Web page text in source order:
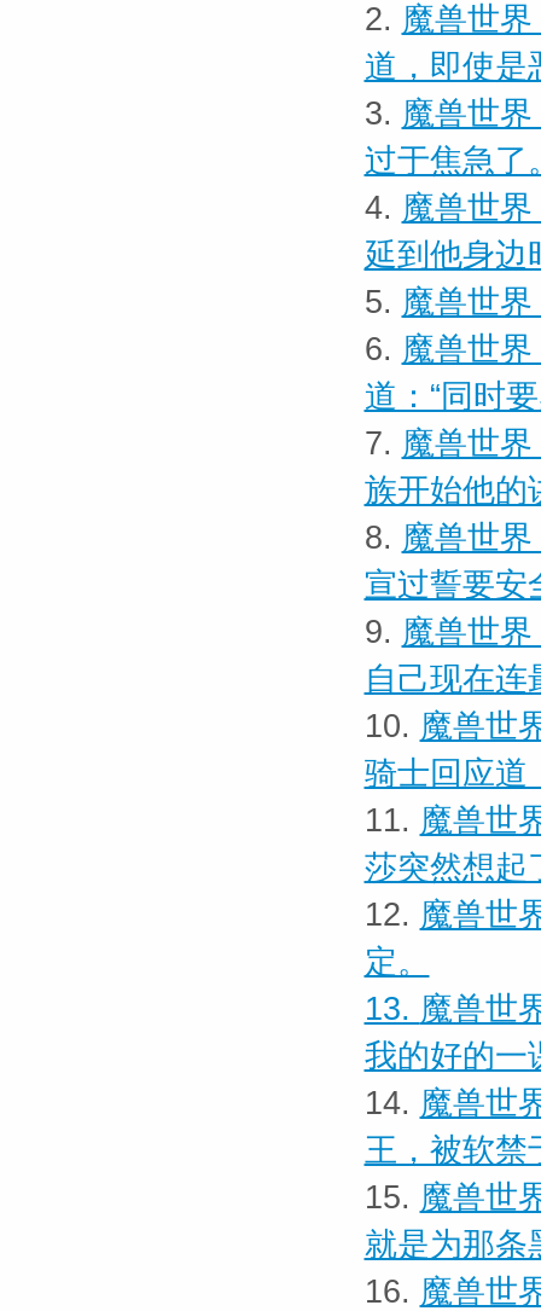
2. 魔兽世
道，即使是
3. 魔兽世
过于焦急了
4. 魔兽世
延到他身边
5. 魔兽世界
6. 魔兽世
道：“同时
7. 魔兽世
族开始他的
8. 魔兽世
宣过誓要安
9. 魔兽世
自己现在连
10. 魔兽世
骑士回应道
11. 魔兽世
莎突然想起
12. 魔兽世
定。
13. 魔兽世
我的好的一
14. 魔兽世
王，被软禁
15. 魔兽世
就是为那条
16. 魔兽世